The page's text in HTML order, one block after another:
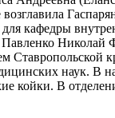
кафедры
наук. В
койки. В